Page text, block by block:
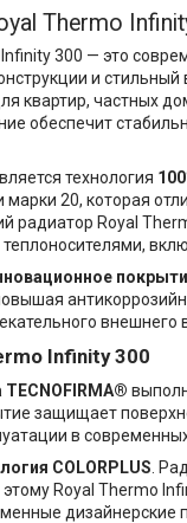
Thermo
300 — это
и
квартир, частных
обеспечит
технология
20, которая
радиатор Royal
Infinity 300
защищает
в
COLORPLUS.
Royal Thermo
дизайнерские